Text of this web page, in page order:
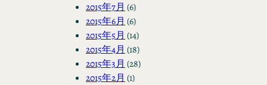
2015年7月 (6)
2015年6月 (6)
2015年5月 (14)
2015年4月 (18)
2015年3月 (28)
2015年2月 (1)